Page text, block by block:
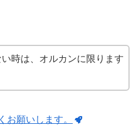
時は、オルカンに限ります
お願いします。